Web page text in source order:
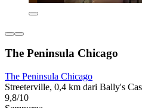
The Peninsula Chicago
The Peninsula Chicago
Streeterville, 0,4 km dari Bally's
9,8/10